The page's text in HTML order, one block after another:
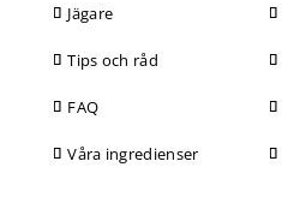
Jägare
Tips och råd
FAQ
Våra ingredienser